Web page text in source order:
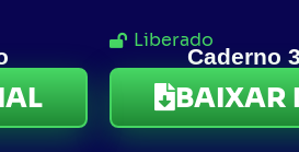
Liberado
Caderno
BAIXAR